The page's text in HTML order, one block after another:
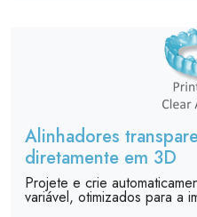
Alinhadores
diretamente em 3D
Projete e crie
variável, otimizados para a